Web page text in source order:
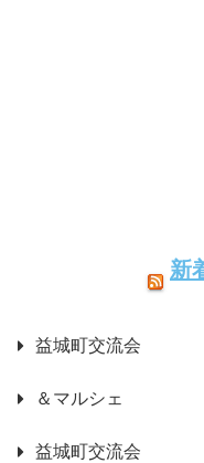
新
益城町交流会
＆マルシェ
益城町交流会